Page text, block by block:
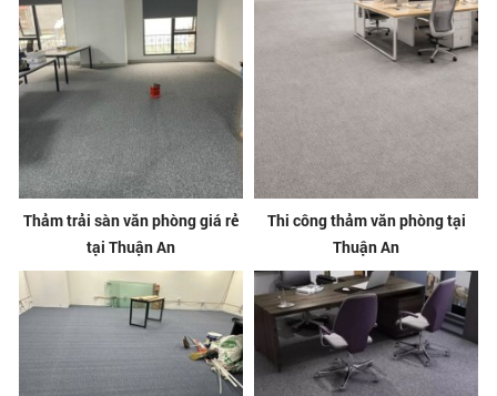
Thảm trải sàn văn phòng giá rẻ
tại Thuận An
Thi công thảm văn phòng tại
Thuận An